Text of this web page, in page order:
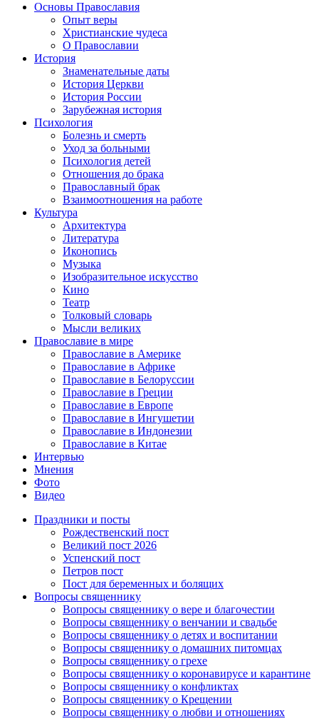
Основы Православия
Опыт веры
Христианские чудеса
О Православии
История
Знаменательные даты
История Церкви
История России
Зарубежная история
Психология
Болезнь и смерть
Уход за больными
Психология детей
Отношения до брака
Православный брак
Взаимоотношения на работе
Культура
Архитектура
Литература
Иконопись
Музыка
Изобразительное искусство
Кино
Театр
Толковый словарь
Мысли великих
Православие в мире
Православие в Америке
Православие в Африке
Православие в Белоруссии
Православие в Греции
Православие в Европе
Православие в Ингушетии
Православие в Индонезии
Православие в Китае
Интервью
Мнения
Фото
Видео
Праздники и посты
Рождественский пост
Великий пост 2026
Успенский пост
Петров пост
Пост для беременных и болящих
Вопросы священнику
Вопросы священнику о вере и благочестии
Вопросы священнику о венчании и свадьбе
Вопросы священнику о детях и воспитании
Вопросы священнику о домашних питомцах
Вопросы священнику о грехе
Вопросы священнику о коронавирусе и карантине
Вопросы священнику о конфликтах
Вопросы священнику о Крещении
Вопросы священнику о любви и отношениях